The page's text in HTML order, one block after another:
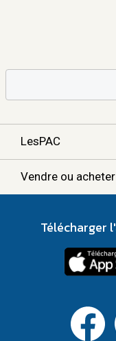
LesPAC
Vendre ou acheter
Télécharger